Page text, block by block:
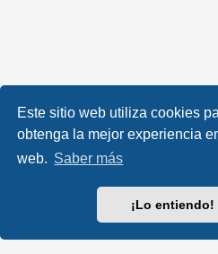
Este sitio web utiliza cookies
obtenga la mejor experiencia
web. Saber más
¡Lo entiendo!